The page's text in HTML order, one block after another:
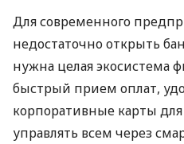
Для современного
недостаточно открыть
нужна целая экосистема
быстрый прием оплат,
корпоративные карты
управлять всем через